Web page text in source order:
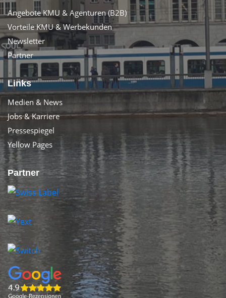
Angebote KMU & Agenturen (B2B)
Vorteile KMU & Werbekunden
Newsletter
Partner
Links
Medien & News
Jobs & Karriere
Pressespiegel
Yellow Pages
Partner